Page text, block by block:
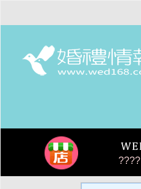
????